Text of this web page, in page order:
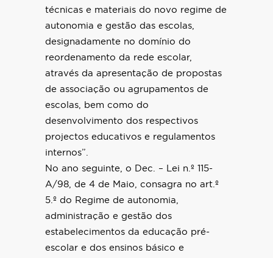
técnicas e materiais do novo regime de
autonomia e gestão das escolas,
designadamente no domínio do
reordenamento da rede escolar,
através da apresentação de propostas
de associação ou agrupamentos de
escolas, bem como do
desenvolvimento dos respectivos
projectos educativos e regulamentos
internos”.
No ano seguinte, o Dec. – Lei n.º 115-
A/98, de 4 de Maio, consagra no art.º
5.º do Regime de autonomia,
administração e gestão dos
estabelecimentos da educação pré-
escolar e dos ensinos básico e